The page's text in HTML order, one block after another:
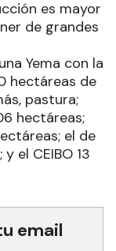
es mayor
de grandes
Yema con la
hectáreas de
pastura;
hectáreas;
el de
el CEIBO 13
email